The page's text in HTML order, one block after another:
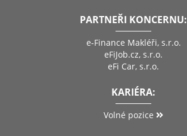
PARTNEŘI KONCERNU:
e-Finance Makléři, s.r.o.
eFiJob.cz, s.r.o.
eFi Car, s.r.o.
KARIÉRA:
Volné pozice